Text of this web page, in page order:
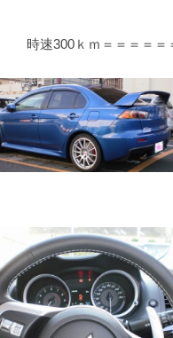
300ｋｍ＝＝＝＝＝＝